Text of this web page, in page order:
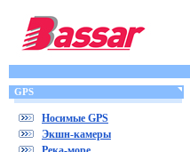
GPS
Носимые GPS
Экшн-камеры